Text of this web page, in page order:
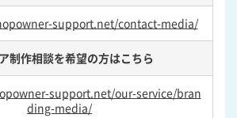
support.net/contact-media/
制作相談を希望の方はこちら
support.net/our-service/bran
ding-media/